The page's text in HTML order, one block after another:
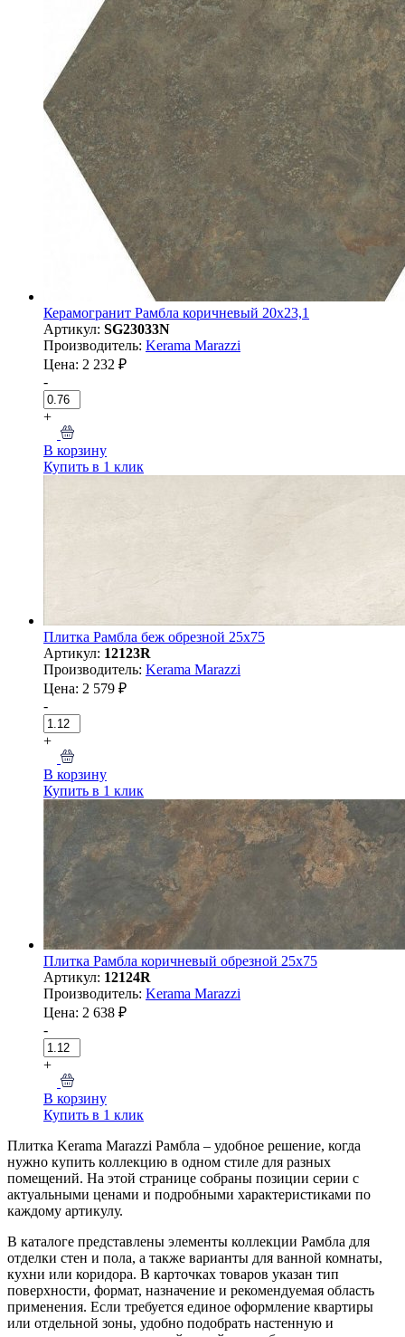
Керамогранит Рамбла коричневый 20x23,1
Артикул: SG23033N
Производитель: Kerama Marazzi
Цена: 2 232 ₽
-
+
В корзину
Купить в 1 клик
Плитка Рамбла беж обрезной 25x75
Артикул: 12123R
Производитель: Kerama Marazzi
Цена: 2 579 ₽
-
+
В корзину
Купить в 1 клик
Плитка Рамбла коричневый обрезной 25x75
Артикул: 12124R
Производитель: Kerama Marazzi
Цена: 2 638 ₽
-
+
В корзину
Купить в 1 клик
Плитка Kerama Marazzi Рамбла – удобное решение, когда
нужно купить коллекцию в одном стиле для разных
помещений. На этой странице собраны позиции серии с
актуальными ценами и подробными характеристиками по
каждому артикулу.
В каталоге представлены элементы коллекции Рамбла для
отделки стен и пола, а также варианты для ванной комнаты,
кухни или коридора. В карточках товаров указан тип
поверхности, формат, назначение и рекомендуемая область
применения. Если требуется единое оформление квартиры
или отдельной зоны, удобно подобрать настенную и